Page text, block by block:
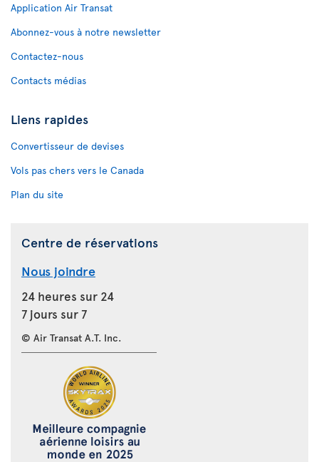
Application Air Transat
Abonnez-vous à notre newsletter
Contactez-nous
Contacts médias
Liens rapides
Convertisseur de devises
Vols pas chers vers le Canada
Plan du site
Centre de réservations
Nous joindre
24 heures sur 24
7 jours sur 7
© Air Transat A.T. Inc.